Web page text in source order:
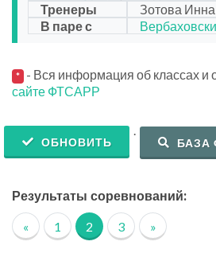
Тренеры
Зотова
В паре с
* - Вся информация об классах и
сайте ФТСАРР
ОБНОВИТЬ
.
БАЗА
Результаты соревнований:
« 1 2 3 »